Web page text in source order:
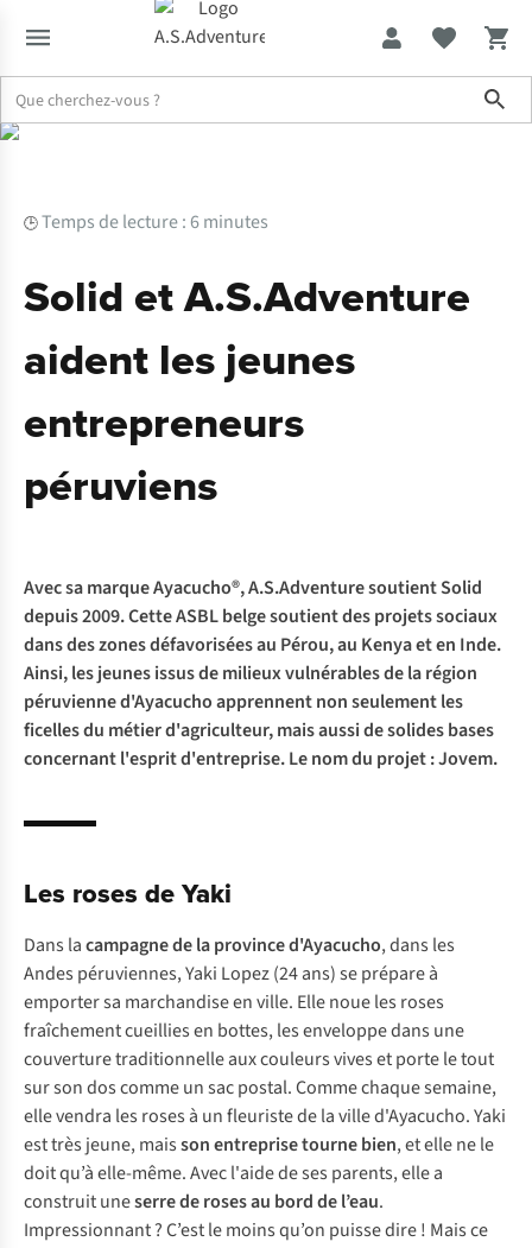
🕒Temps de lecture : 6 minutes
Solid et A.S.Adventure
aident les jeunes
entrepreneurs
péruviens
Avec sa marqueAyacucho®, A.S.Adventure soutient Solid
depuis 2009. Cette ASBL belge soutient des projets sociaux
dans des zones défavorisées au Pérou, au Kenya et en Inde.
Ainsi, les jeunes issus de milieux vulnérables de la région
péruvienne d'Ayacucho apprennent non seulement les
ficelles du métier d'agriculteur, mais aussi de solides bases
concernant l'esprit d'entreprise. Le nom du projet : Jovem.
Les roses de Yaki
Dans lacampagne de la province d'Ayacucho, dans les
Andes péruviennes, Yaki Lopez (24 ans) se prépare à
emporter sa marchandise en ville. Elle noue les roses
fraîchement cueillies en bottes, les enveloppe dans une
couverture traditionnelle aux couleurs vives et porte le tout
sur son dos comme un sac postal. Comme chaque semaine,
elle vendra les roses à un fleuriste de la ville d'Ayacucho. Yaki
est très jeune, maisson entreprise tourne bien, et elle ne le
doit qu’à elle-même. Avec l'aide de ses parents, elle a
construit uneserre de roses au bord de l’eau.
Impressionnant ? C’est le moins qu’on puisse dire ! Mais ce